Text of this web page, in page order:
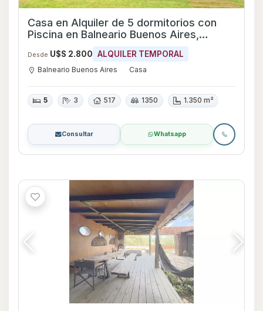
Casa en Alquiler de 5 dormitorios con
Piscina en Balneario Buenos Aires,
Desde U$S 2.800 ALQUILER TEMPORAL
Balneario Buenos Aires Casa
5 3 517 1350 1.350 m²
Consultar Whatsapp